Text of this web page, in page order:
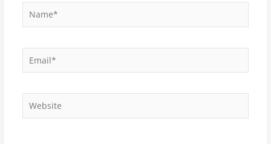
Name*
Email*
Website